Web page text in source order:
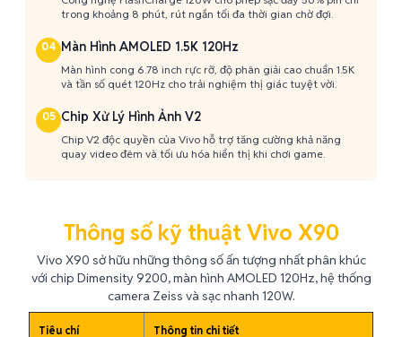
trong khoảng 8 phút, rút ngắn tối đa thời gian chờ đợi.
04 Màn Hình AMOLED 1.5K 120Hz
Màn hình cong 6.78 inch rực rỡ, độ phân giải cao chuẩn 1.5K
và tần số quét 120Hz cho trải nghiệm thị giác tuyệt vời.
05 Chip Xử Lý Hình Ảnh V2
Chip V2 độc quyền của Vivo hỗ trợ tăng cường khả năng
quay video đêm và tối ưu hóa hiển thị khi chơi game.
Thông số kỹ thuật Vivo X90
Vivo X90 sở hữu những thông số ấn tượng nhất phân khúc
với chip Dimensity 9200, màn hình AMOLED 120Hz, hệ thống
camera Zeiss và sạc nhanh 120W.
Tiêu chí Thông tin chi tiết